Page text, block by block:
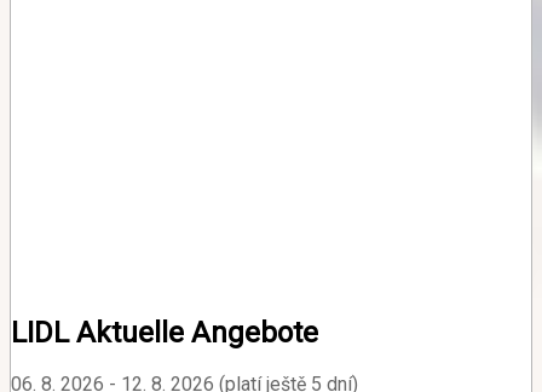
LIDL Aktuelle Angebote
06. 8. 2026 - 12. 8. 2026 (platí ještě 5 dní)